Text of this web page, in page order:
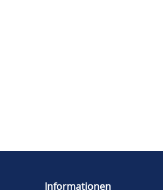
Informationen